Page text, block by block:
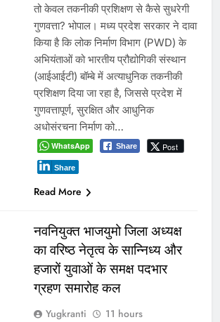
तो केवल तकनीकी प्रशिक्षण से कैसे सुधरेगी
गुणवत्ता? भोपाल। मध्य प्रदेश सरकार ने दावा
किया है कि लोक निर्माण विभाग (PWD) के
अभियंताओं को भारतीय प्रौद्योगिकी संस्थान
(आईआईटी) बॉम्बे में अत्याधुनिक तकनीकी
प्रशिक्षण दिया जा रहा है, जिससे प्रदेश में
गुणवत्तापूर्ण, सुरक्षित और आधुनिक
अधोसंरचना निर्माण को…
WhatsApp Share Post
Share
Read More
नवनियुक्त भाजयुमो जिला अध्यक्ष
का वरिष्ठ नेतृत्व के सान्निध्य और
हजारों युवाओं के समक्ष पदभार
ग्रहण समारोह कल
Yugkranti
11 hours